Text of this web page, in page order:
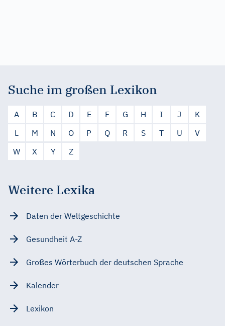
Suche im großen Lexikon
A B C D E F G H I J
K
L
M N O P Q R S T U
V
W
X Y Z
Weitere Lexika
Daten der Weltgeschichte
Gesundheit A-Z
Großes Wörterbuch der deutschen Sprache
Kalender
Lexikon